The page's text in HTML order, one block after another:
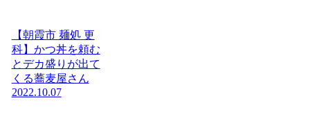
【朝霞市 麺処 更
科】かつ丼を頼む
とデカ盛りが出て
くる蕎麦屋さん
2022.10.07